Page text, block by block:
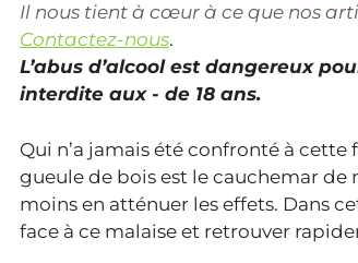
Il nous tient à cœur à ce que nos
Contactez-nous.
L’abus d’alcool est dangereux
interdite aux - de 18 ans.
Qui n’a jamais été confronté à
gueule de bois est le cauchemar de
moins en atténuer les effets. Dans
face à ce malaise et retrouver